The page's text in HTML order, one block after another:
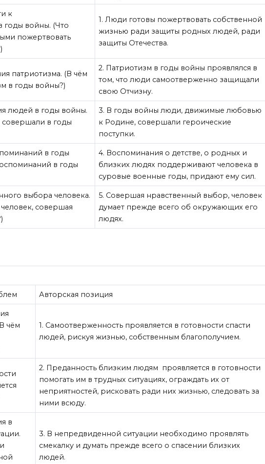
к
годы войны. (Что
пожертвовать
1. Люди готовы пожертвовать собственной
жизнью ради защиты родных людей, ради
защиты Отечества.
патриотизма. (В чём
в годы войны?)
2. Патриотизм в годы войны проявлялся в
том, что люди самоотверженно защищали
свою Отчизну.
людей в годы войны.
совершали в годы
3. В годы войны люди, движимые любовью
к Родине, совершали героические
поступки.
в годы
в годы
4. Воспоминания о детстве, о родных и
близких людях поддерживают человека в
суровые военные годы, придают ему сил.
выбора человека.
совершая
5. Совершая нравственный выбор, человек
думает прежде всего об окружающих его
людях.
Авторская позиция
чём
1. Самоотверженность проявляется в готовности спасти
людей, рискуя жизнью, собственным благополучием.
2. Преданность близким людям проявляется в готовности
помогать им в трудных ситуациях, ограждать их от
неприятностей, рисковать ради них жизнью, следовать за
ними всюду.
в
3. В непредвиденной ситуации необходимо проявлять
смекалку и думать прежде всего о спасении близких
людей.